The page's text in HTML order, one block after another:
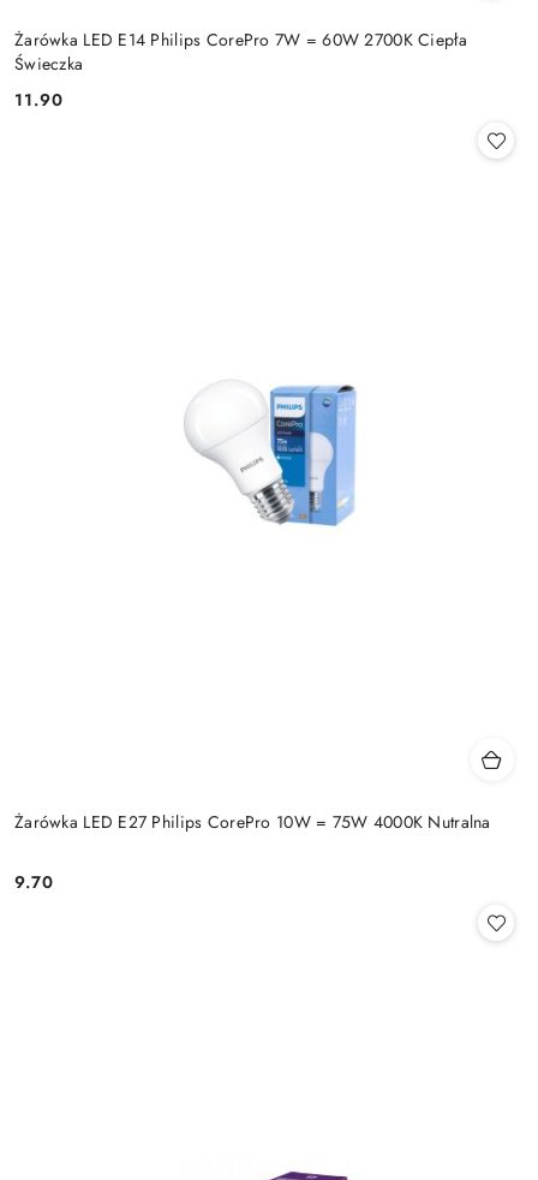
Żarówka LED E14 Philips CorePro 7W = 60W 2700K Ciepła
Świeczka
Cena:
11.90
Żarówka LED E27 Philips CorePro 10W = 75W 4000K Nutralna
Cena:
9.70